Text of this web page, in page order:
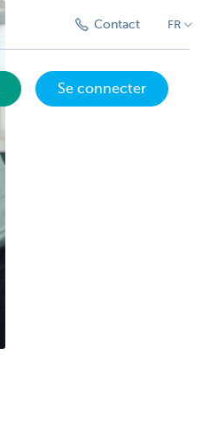
Contact FR
Se connecter